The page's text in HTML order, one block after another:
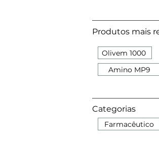
Produtos mais
Olivem 1000
Amino MP9
Categorias
Farmacêutico